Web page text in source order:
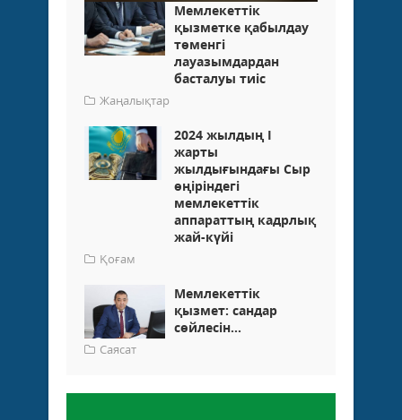
Мемлекеттік
қызметке қабылдау
төменгі
лауазымдардан
басталуы тиіс
Жаңалықтар
2024 жылдың І
жарты
жылдығындағы Сыр
өңіріндегі
мемлекеттік
аппараттың кадрлық
жай-күйі
Қоғам
Мемлекеттік
қызмет: сандар
сөйлесін...
Саясат